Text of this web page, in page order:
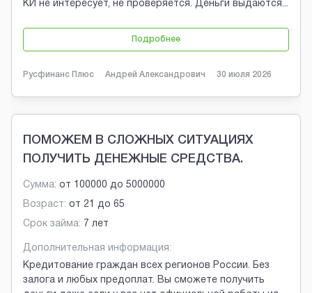
КИ не интересует, не проверяется. Деньги выдаются...
Подробнее
Русфинанс Плюс Андрей Александрович 30 июля 2026
ПОМОЖЕМ В СЛОЖНЫХ СИТУАЦИЯХ
ПОЛУЧИТЬ ДЕНЕЖНЫЕ СРЕДСТВА.
Сумма: от 100000 до 5000000
Возраст: от 21 до 65
Срок займа: 7 лет
Дополнительная информация:
Кредитование граждан всех регионов России. Без
залога и любых предоплат. Вы сможете получить